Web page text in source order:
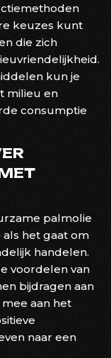
keuzes kunt
die zich
kun je
milieu en
consumptie
palmolie
het gaat om
handelen.
voordelen van
bijdragen aan
aan het
naar een